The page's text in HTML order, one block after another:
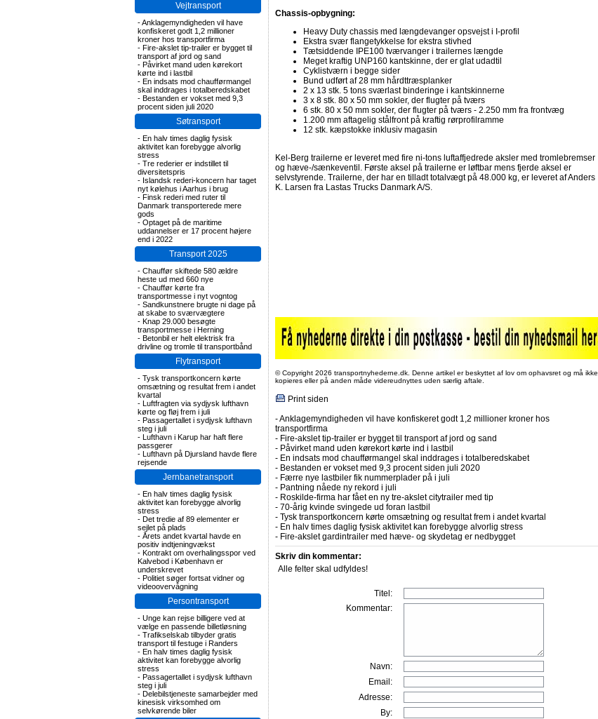
Vejtransport
-Anklagemyndigheden vil have
konfiskeret godt 1,2 millioner
kroner hos transportfirma
- Fire-akslet tip-trailer er bygget til
transport af jord og sand
- Påvirket mand uden kørekort
kørte ind i lastbil
- En indsats mod chaufførmangel
skal inddrages i totalberedskabet
- Bestanden er vokset med 9,3
procent siden juli 2020
Søtransport
- En halv times daglig fysisk
aktivitet kan forebygge alvorlig
stress
- Tre rederier er indstillet til
diversitetspris
- Islandsk rederi-koncern har taget
nyt kølehus i Aarhus i brug
- Finsk rederi med ruter til
Danmark transporterede mere
gods
- Optaget på de maritime
uddannelser er 17 procent højere
end i 2022
Transport 2025
- Chauffør skiftede 580 ældre
heste ud med 660 nye
- Chauffør kørte fra
transportmesse i nyt vogntog
- Sandkunstnere brugte ni dage på
at skabe to sværvægtere
- Knap 29.000 besøgte
transportmesse i Herning
- Betonbil er helt elektrisk fra
drivline og tromle til transportbånd
Flytransport
- Tysk transportkoncern kørte
omsætning og resultat frem i andet
kvartal
- Luftfragten via sydjysk lufthavn
kørte og fløj frem i juli
- Passagertallet i sydjysk lufthavn
steg i juli
- Lufthavn i Karup har haft flere
passgerer
- Lufthavn på Djursland havde flere
rejsende
Jernbanetransport
- En halv times daglig fysisk
aktivitet kan forebygge alvorlig
stress
- Det tredie af 89 elementer er
sejlet på plads
- Årets andet kvartal havde en
positiv indtjeningvækst
- Kontrakt om overhalingsspor ved
Kalvebod i København er
underskrevet
- Politiet søger fortsat vidner og
videoovervågning
Persontransport
- Unge kan rejse billigere ved at
vælge en passende billetløsning
- Trafikselskab tilbyder gratis
transport til festuge i Randers
- En halv times daglig fysisk
aktivitet kan forebygge alvorlig
stress
- Passagertallet i sydjysk lufthavn
steg i juli
- Delebilstjeneste samarbejder med
kinesisk virksomhed om
selvkørende biler
Chassis-opbygning:
Heavy Duty chassis med længdevanger opsvejst i I-profil
Ekstra svær flangetykkelse for ekstra stivhed
Tætsiddende IPE100 tværvanger i trailernes længde
Meget kraftig UNP160 kantskinne, der er glat udadtil
Cyklistværn i begge sider
Bund udført af 28 mm hårdttræsplanker
2 x 13 stk. 5 tons sværlast binderinge i kantskinnerne
3 x 8 stk. 80 x 50 mm sokler, der flugter på tværs
6 stk. 80 x 50 mm sokler, der flugter på tværs - 2.250 mm fra frontvæg
1.200 mm aftagelig stålfront på kraftig rørprofilramme
12 stk. kæpstokke inklusiv magasin
Kel-Berg trailerne er leveret med fire ni-tons luftaffjedrede aksler med tromlebremser
og hæve-/sænkeventil. Første aksel på trailerne er løftbar mens fjerde aksel er
selvstyrende. Trailerne, der har en tilladt totalvægt på 48.000 kg, er leveret af Anders
K. Larsen fra Lastas Trucks Danmark A/S.
© Copyright 2026 transportnyhederne.dk. Denne artikel er beskyttet af lov om ophavsret og må ikke
kopieres eller på anden måde videreudnyttes uden særlig aftale.
Print siden
-Anklagemyndigheden vil have konfiskeret godt 1,2 millioner kroner hos
transportfirma
- Fire-akslet tip-trailer er bygget til transport af jord og sand
- Påvirket mand uden kørekort kørte ind i lastbil
- En indsats mod chaufførmangel skal inddrages i totalberedskabet
- Bestanden er vokset med 9,3 procent siden juli 2020
- Færre nye lastbiler fik nummerplader på i juli
- Pantning nåede ny rekord i juli
- Roskilde-firma har fået en ny tre-akslet citytrailer med tip
- 70-årig kvinde svingede ud foran lastbil
- Tysk transportkoncern kørte omsætning og resultat frem i andet kvartal
- En halv times daglig fysisk aktivitet kan forebygge alvorlig stress
- Fire-akslet gardintrailer med hæve- og skydetag er nedbygget
Skriv din kommentar:
Alle felter skal udfyldes!
Titel:
Kommentar:
Navn:
Email:
Adresse:
By: